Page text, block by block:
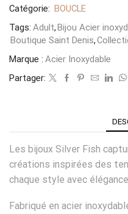
Catégorie: BOUCLE
Tags: Adult,Bijou Acier
Boutique Saint Denis,
Marque : Acier Inoxydable
Partager:
Les bijoux Silver Fish
créations inspirées des
chaque style avec
Fabriqué en acier